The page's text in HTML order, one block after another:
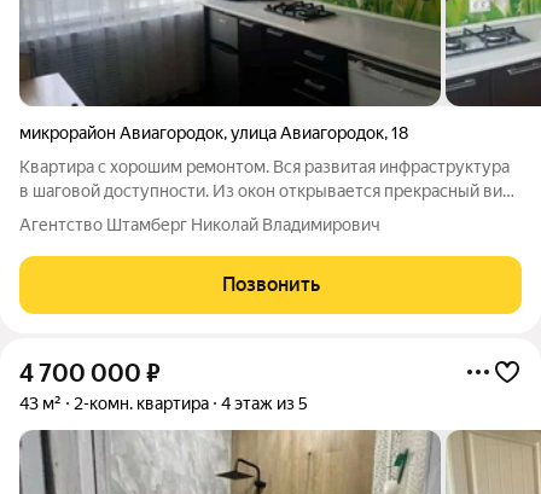
микрорайон Авиагородок,улица Авиагородок,18
Квaртиpа c хорошим peмoнтoм. Вся развитая инфраструктура
в шаговой доступности. Из окон открывается прекрасный вид
на тихий двор, где расположены детская и спортивная
площадки идеальное место для отдыха всей семьи. Также во
дворе имеется парковка для
Агентство Штамберг Николай Владимирович
Позвонить
4 700 000 ₽
43 м² 2-комн. квартира 4 этаж из 5